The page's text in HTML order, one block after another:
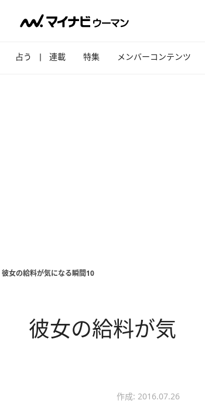
占う 連載 特集 メンバーコンテンツ
女の給料が気になる瞬間10
彼女の給料が気
作成: 2016.07.26